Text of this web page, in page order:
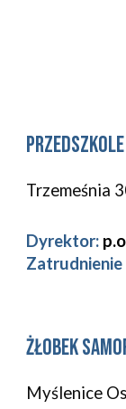
Trzemeśnia
Dyrektor:
Zatrudnienie
Żłobek
Myślenice